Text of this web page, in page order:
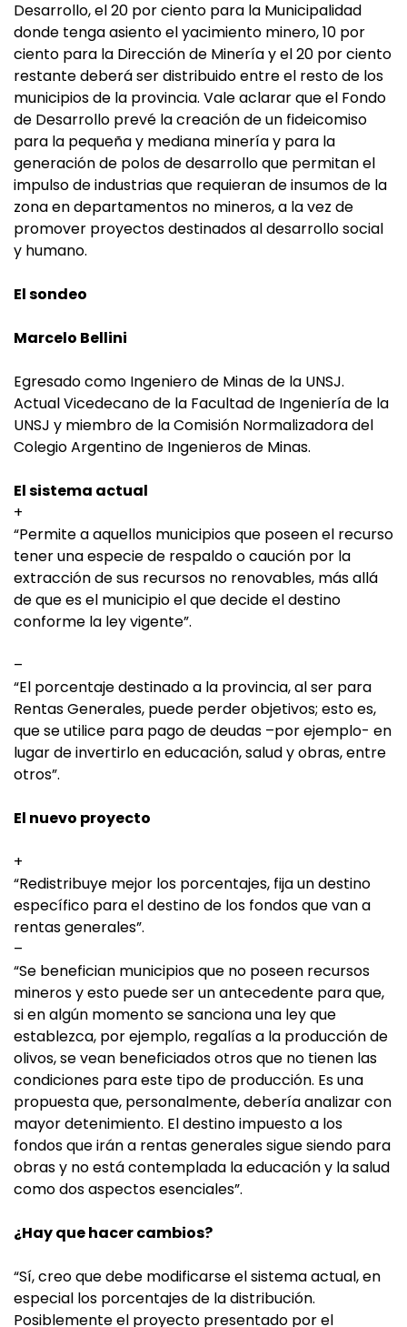
Desarrollo, el 20 por ciento para la Municipalidad
donde tenga asiento el yacimiento minero, 10 por
ciento para la Dirección de Minería y el 20 por ciento
restante deberá ser distribuido entre el resto de los
municipios de la provincia. Vale aclarar que el Fondo
de Desarrollo prevé la creación de un fideicomiso
para la pequeña y mediana minería y para la
generación de polos de desarrollo que permitan el
impulso de industrias que requieran de insumos de la
zona en departamentos no mineros, a la vez de
promover proyectos destinados al desarrollo social
y humano.
El sondeo
Marcelo Bellini
Egresado como Ingeniero de Minas de la UNSJ.
Actual Vicedecano de la Facultad de Ingeniería de la
UNSJ y miembro de la Comisión Normalizadora del
Colegio Argentino de Ingenieros de Minas.
El sistema actual
+
“Permite a aquellos municipios que poseen el recurso
tener una especie de respaldo o caución por la
extracción de sus recursos no renovables, más allá
de que es el municipio el que decide el destino
conforme la ley vigente”.
–
“El porcentaje destinado a la provincia, al ser para
Rentas Generales, puede perder objetivos; esto es,
que se utilice para pago de deudas –por ejemplo- en
lugar de invertirlo en educación, salud y obras, entre
otros”.
El nuevo proyecto
+
“Redistribuye mejor los porcentajes, fija un destino
específico para el destino de los fondos que van a
rentas generales”.
–
“Se benefician municipios que no poseen recursos
mineros y esto puede ser un antecedente para que,
si en algún momento se sanciona una ley que
establezca, por ejemplo, regalías a la producción de
olivos, se vean beneficiados otros que no tienen las
condiciones para este tipo de producción. Es una
propuesta que, personalmente, debería analizar con
mayor detenimiento. El destino impuesto a los
fondos que irán a rentas generales sigue siendo para
obras y no está contemplada la educación y la salud
como dos aspectos esenciales”.
¿Hay que hacer cambios?
“Sí, creo que debe modificarse el sistema actual, en
especial los porcentajes de la distribución.
Posiblemente el proyecto presentado por el